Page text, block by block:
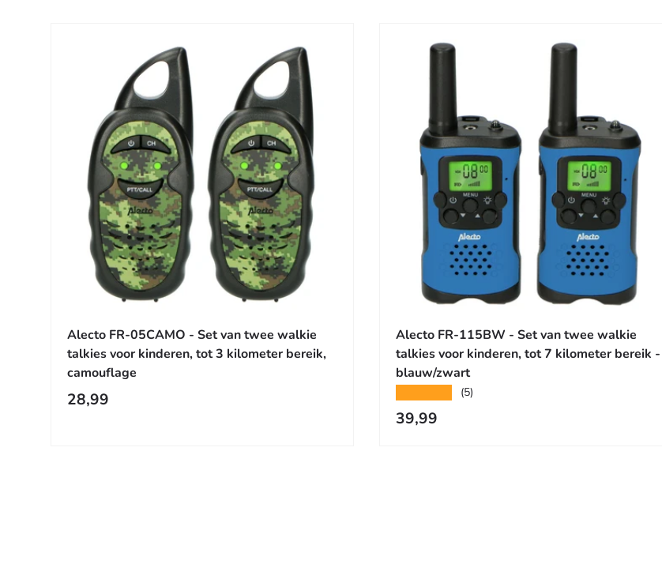
Alecto FR-05CAMO - Set van twee walkie
talkies voor kinderen, tot 3 kilometer bereik,
camouflage
Reguliere prijs
28,99
Toevoegen aan winkelwagen
Alecto FR-115BW - Set van twee walkie
talkies voor kinderen, tot 7 kilometer bereik -
blauw/zwart
(5)
Reguliere prijs
39,99